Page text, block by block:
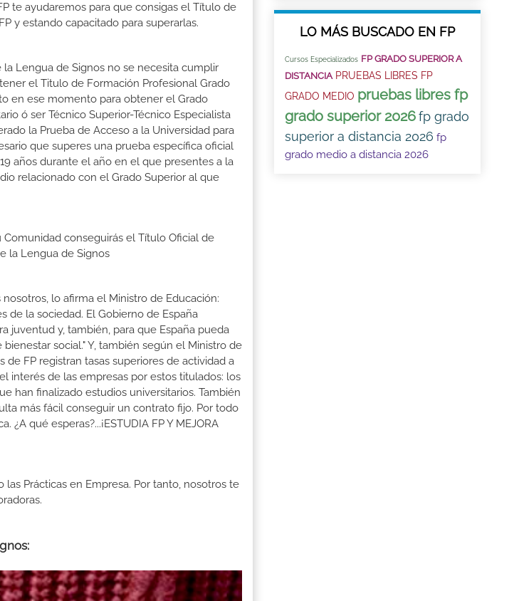
te ayudaremos para que consigas el Título de
y estando capacitado para superarlas.
Lengua de Signos no se necesita cumplir
el Titulo de Formación Profesional Grado
en ese momento para obtener el Grado
ó ser Técnico Superior-Técnico Especialista
la Prueba de Acceso a la Universidad para
que superes una prueba específica oficial
años durante el año en el que presentes a la
relacionado con el Grado Superior al que
conseguirás el Título Oficial de
la Lengua de Signos
lo afirma el Ministro de Educación:
de la sociedad. El Gobierno de España
juventud y, también, para que España pueda
social." Y, también según el Ministro de
FP registran tasas superiores de actividad a
interés de las empresas por estos titulados: los
han finalizado estudios universitarios. También
más fácil conseguir un contrato fijo. Por todo
qué esperas?...¡ESTUDIA FP Y MEJORA
Prácticas en Empresa. Por tanto, nosotros te
LO MÁS BUSCADO EN FP
Cursos Especializados FP GRADO SUPERIOR A
DISTANCIA PRUEBAS LIBRES FP
GRADO MEDIO pruebas libres fp
grado superior 2026fp grado
superior a distancia 2026 fp
grado medio a distancia 2026